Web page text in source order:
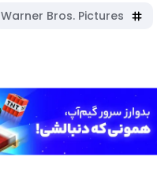
Warner Bros. Pictures